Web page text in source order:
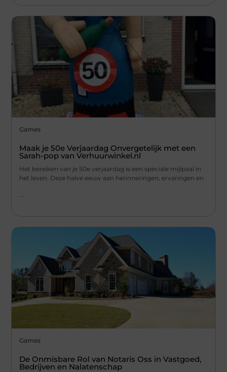
Games
Maak je 50e Verjaardag Onvergetelijk met een
Sarah-pop van Verhuurwinkel.nl
Het bereiken van je 50e verjaardag is een speciale mijlpaal in
het leven. Deze halve eeuw aan herinneringen, ervaringen en
Games
De Onmisbare Rol van Notaris Oss in Vastgoed,
Bedrijven en Nalatenschap